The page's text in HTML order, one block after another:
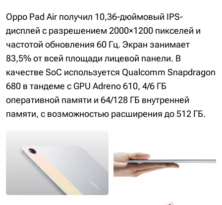
Oppo Pad Air получил 10,36-дюймовый IPS-
дисплей с разрешением 2000×1200 пикселей и
частотой обновления 60 Гц. Экран занимает
83,5% от всей площади лицевой панели. В
качестве SoC используется Qualcomm Snapdragon
680 в тандеме с GPU Adreno 610, 4/6 ГБ
оперативной памяти и 64/128 ГБ внутренней
памяти, с возможностью расширения до 512 ГБ.